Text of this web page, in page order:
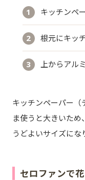
キッチンペ
根元にキッ
上からアル
キッチンペーパー（
ま使うと大きいため、
うどよいサイズにな
セロファンで